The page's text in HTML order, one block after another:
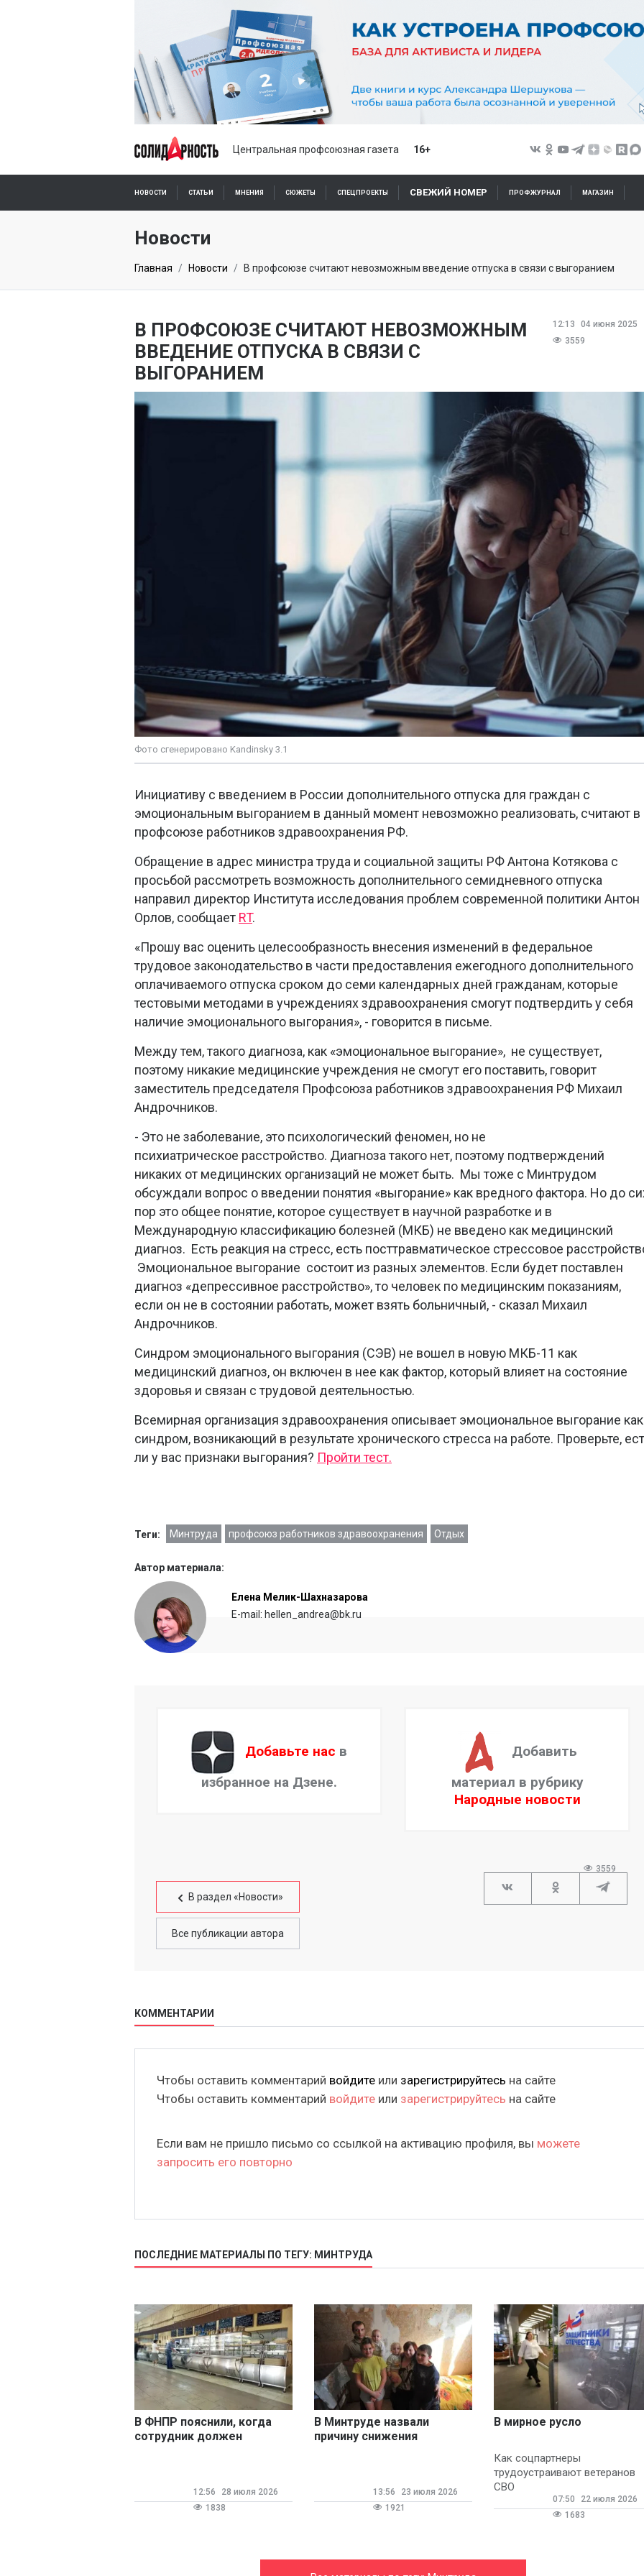
Центральная профсоюзная газета 16+
НОВОСТИ СТАТЬИ МНЕНИЯ СЮЖЕТЫ СПЕЦПРОЕКТЫ СВЕЖИЙ НОМЕР ПРОФЖУРНАЛ МАГАЗИН
ПОДПИСКА ОНЛАЙН
Новости
Главная Новости В профсоюзе считают невозможным введение отпуска в связи с выгоранием
12:13
04 июня 2025
3559
В ПРОФСОЮЗЕ СЧИТАЮТ НЕВОЗМОЖНЫМ
ВВЕДЕНИЕ ОТПУСКА В СВЯЗИ С
ВЫГОРАНИЕМ
Фото сгенерировано Kandinsky 3.1
Инициативу с введением в России дополнительного отпуска для граждан с
эмоциональным выгоранием в данный момент невозможно реализовать, считают в
профсоюзе работников здравоохранения РФ.
Обращение в адрес министра труда и социальной защиты РФ Антона Котякова с
просьбой рассмотреть возможность дополнительного семидневного отпуска
направил директор Института исследования проблем современной политики Антон
Орлов, сообщает RT.
«Прошу вас оценить целесообразность внесения изменений в федеральное
трудовое законодательство в части предоставления ежегодного дополнительного
оплачиваемого отпуска сроком до семи календарных дней гражданам, которые
тестовыми методами в учреждениях здравоохранения смогут подтвердить у себя
наличие эмоционального выгорания», - говорится в письме.
Между тем, такого диагноза, как «эмоциональное выгорание», не существует,
поэтому никакие медицинские учреждения не смогут его поставить, говорит
заместитель председателя Профсоюза работников здравоохранения РФ Михаил
Андрочников.
- Это не заболевание, это психологический феномен, но не
психиатрическое расстройство. Диагноза такого нет, поэтому подтверждений
никаких от медицинских организаций не может быть. Мы тоже с Минтрудом
обсуждали вопрос о введении понятия «выгорание» как вредного фактора. Но до
пор это общее понятие, которое существует в научной разработке и в
Международную классификацию болезней (МКБ) не введено как медицинский
диагноз. Есть реакция на стресс, есть посттравматическое стрессовое
Эмоциональное выгорание состоит из разных элементов. Если будет поставлен
диагноз «депрессивное расстройство», то человек по медицинским показаниям,
если он не в состоянии работать, может взять больничный, - сказал Михаил
Андрочников.
Синдром эмоционального выгорания (СЭВ) не вошел в новую МКБ-11 как
медицинский диагноз, он включен в нее как фактор, который влияет на состояние
здоровья и связан с трудовой деятельностью.
Всемирная организация здравоохранения описывает эмоциональное выгорание как
синдром, возникающий в результате хронического стресса на работе. Проверьте,
ли у вас признаки выгорания? Пройти тест.
Теги: Минтруда профсоюз работников здравоохранения Отдых
Автор материала:
Елена Мелик-Шахназарова
E-mail: hellen_andrea@bk.ru
Добавьте нас в
избранное на Дзене.
Добавить
материал в рубрику
Народные новости
В раздел «Новости»
Все публикации автора
3559
КОММЕНТАРИИ
Чтобы оставить комментарий войдите или зарегистрируйтесь на сайте
Чтобы оставить комментарий войдите или зарегистрируйтесь на сайте
Если вам не пришло письмо со ссылкой на активацию профиля, вы можете
запросить его повторно
ПОСЛЕДНИЕ МАТЕРИАЛЫ ПО ТЕГУ: МИНТРУДА
В ФНПР пояснили, когда
сотрудник должен
12:56
28 июля 2026
1838
В Минтруде назвали
причину снижения
13:56
23 июля 2026
1921
В мирное русло
Как соцпартнеры
трудоустраивают ветеранов
СВО
07:50
22 июля 2026
1683